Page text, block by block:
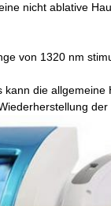
nicht ablative
von 1320 nm
kann die
der